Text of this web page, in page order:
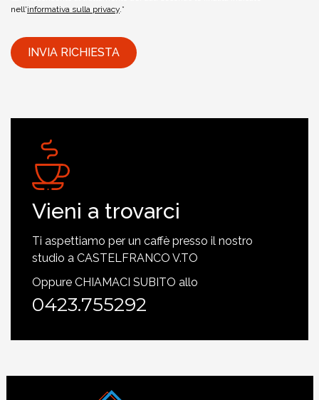
nell'informativa sulla privacy.*
Vieni a trovarci
Ti aspettiamo per un caffè presso il nostro
studio a CASTELFRANCO V.TO
Oppure CHIAMACI SUBITO allo
0423.755292